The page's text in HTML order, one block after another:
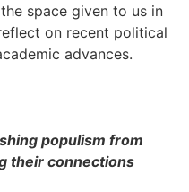
space given to us in
on recent political
advances.
populism from
their connections